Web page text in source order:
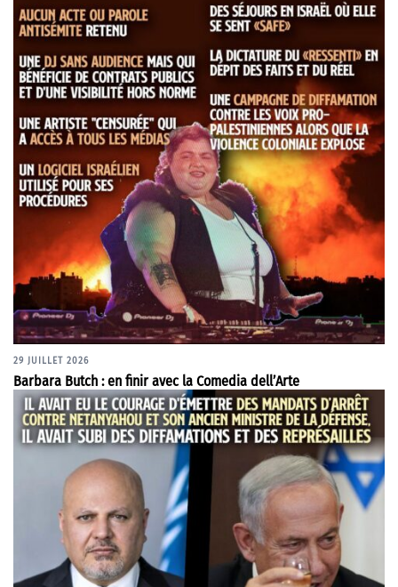
29 JUILLET 2026
Barbara Butch : en finir avec la Comedia dell’Arte